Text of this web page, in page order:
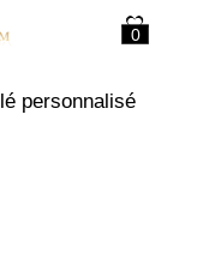
0
personnalisé